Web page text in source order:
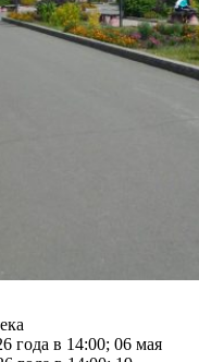
года в 14:00; 06 мая